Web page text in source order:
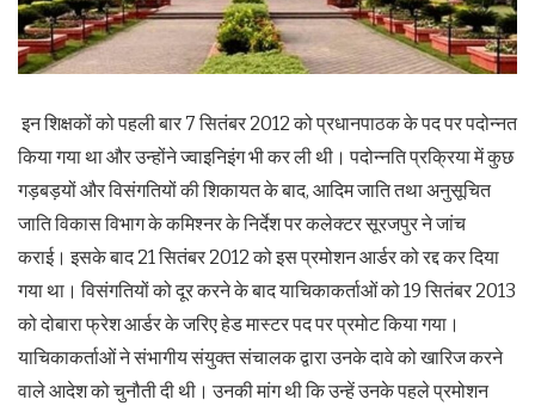
इन शिक्षकों को पहली बार 7 सितंबर 2012 को प्रधानपाठक के पद पर पदोन्नत
किया गया था और उन्होंने ज्वाइनिइंग भी कर ली थी। पदोन्नति प्रक्रिया में कुछ
गड़बड़‌यों और विसंगतियों की शिकायत के बाद, आदिम जाति तथा अनुसूचित
जाति विकास विभाग के कमिश्नर के निर्देश पर कलेक्टर सूरजपुर ने जांच
कराई। इसके बाद 21 सितंबर 2012 को इस प्रमोशन आर्डर को रद्द कर दिया
गया था। विसंगतियों को दूर करने के बाद याचिकाकर्ताओं को 19 सितंबर 2013
को दोबारा फ्रेश आर्डर के जरिए हेड मास्टर पद पर प्रमोट किया गया।
याचिकाकर्ताओं ने संभागीय संयुक्त संचालक द्वारा उनके दावे को खारिज करने
वाले आदेश को चुनौती दी थी। उनकी मांग थी कि उन्हें उनके पहले प्रमोशन